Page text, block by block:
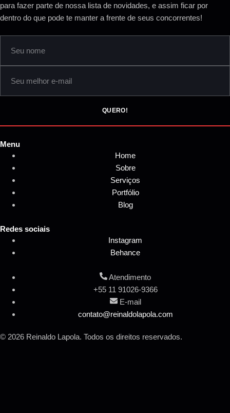
para fazer parte de nossa lista de novidades, e assim ficar por
dentro do que pode te manter a frente de seus concorrentes!
QUERO!
Menu
Home
Sobre
Serviços
Portfólio
Blog
Redes sociais
Instagram
Behance
Atendimento
+55 11 91026-9366
E-mail
contato@reinaldolapola.com
© 2026 Reinaldo Lapola. Todos os direitos reservados.